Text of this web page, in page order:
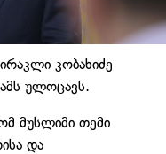
კობახიძე
ულოცავს.
მუსლიმი თემი
და